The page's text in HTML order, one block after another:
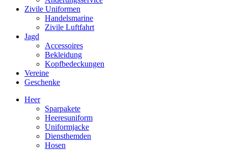
Zivile Uniformen
Handelsmarine
Zivile Luftfahrt
Jagd
Accessoires
Bekleidung
Kopfbedeckungen
Vereine
Geschenke
Heer
Sparpakete
Heeresuniform
Uniformjacke
Diensthemden
Hosen